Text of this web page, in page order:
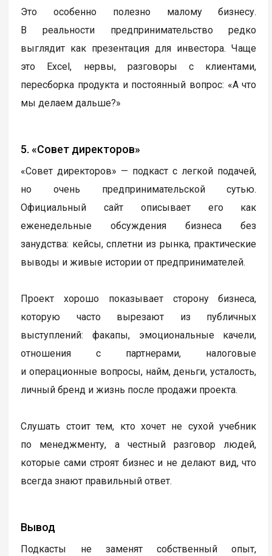
Это особенно полезно малому бизнесу.
В реальности предпринимательство редко
выглядит как презентация для инвестора. Чаще
это Excel, нервы, разговоры с клиентами,
пересборка продукта и постоянный вопрос: «А что
мы делаем дальше?»
5. «Совет директоров»
«Совет директоров» — подкаст с легкой подачей,
но очень предпринимательской сутью.
Официальный сайт описывает его как
еженедельные обсуждения бизнеса без
занудства: кейсы, сплетни из рынка, практические
выводы и живые истории от предпринимателей.
Проект хорошо показывает сторону бизнеса,
которую часто вырезают из публичных
выступлений: факапы, эмоциональные качели,
отношения с партнерами, налоговые
и операционные вопросы, найм, деньги, усталость,
личный бренд и жизнь после продажи проекта.
Слушать стоит тем, кто хочет не сухой учебник
по менеджменту, а честный разговор людей,
которые сами строят бизнес и не делают вид, что
всегда знают правильный ответ.
Вывод
Подкасты не заменят собственный опыт,